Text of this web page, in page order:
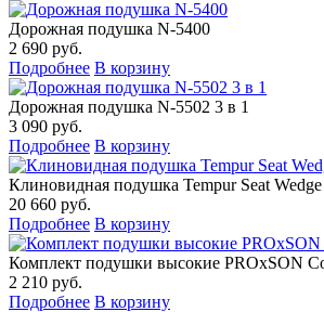
Дорожная подушка N-5400
2 690 руб.
Подробнее В корзину
Дорожная подушка N-5502 3 в 1
3 090 руб.
Подробнее В корзину
Клиновидная подушка Tempur Seat Wedge
20 660 руб.
Подробнее В корзину
Комплект подушки высокие PROxSON
2 210 руб.
Подробнее В корзину